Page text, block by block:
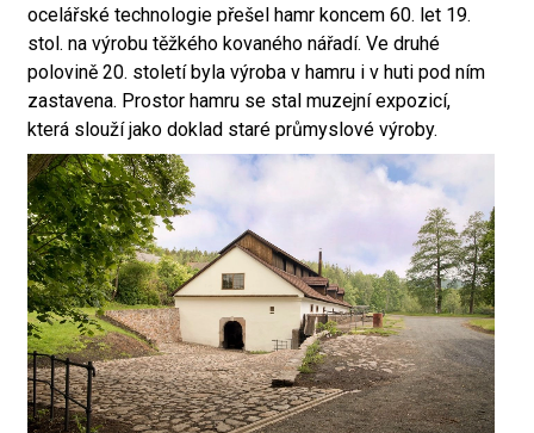
ocelářské technologie přešel hamr koncem 60. let 19.
stol. na výrobu těžkého kovaného nářadí. Ve druhé
polovině 20. století byla výroba v hamru i v huti pod ním
zastavena. Prostor hamru se stal muzejní expozicí,
která slouží jako doklad staré průmyslové výroby.